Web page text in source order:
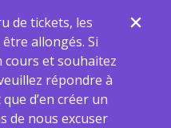
de tickets, les
allongés. Si
cours et souhaitez
répondre à
d’en créer un
de nous excuser